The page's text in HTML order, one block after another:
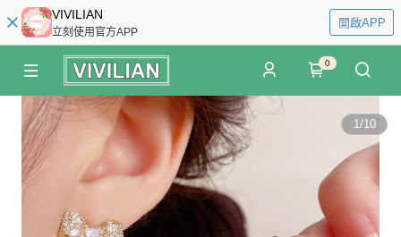
VIVILIAN
立刻使用官方APP
開啟APP
0
1/10